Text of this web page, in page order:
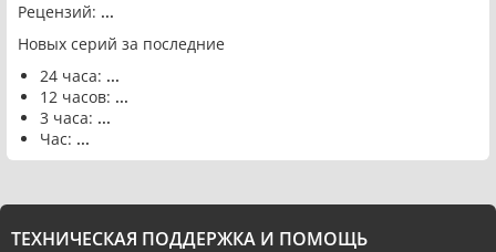
Рецензий: ...
Новых серий за последние
24 часа: ...
12 часов: ...
3 часа: ...
Час: ...
ТЕХНИЧЕСКАЯ ПОДДЕРЖКА И ПОМОЩЬ